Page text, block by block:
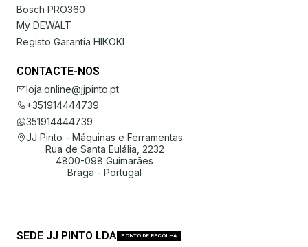
Bosch PRO360
My DEWALT
Registo Garantia HIKOKI
CONTACTE-NOS
loja.online@jjpinto.pt
+351914444739
351914444739
JJ Pinto - Máquinas e Ferramentas
Rua de Santa Eulália, 2232
4800-098 Guimarães
Braga - Portugal
SEDE JJ PINTO LDA PONTO DE RECOLHA